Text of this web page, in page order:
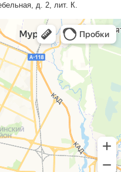
д. 2, лит. К.